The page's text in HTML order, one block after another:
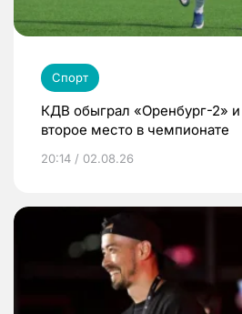
Спорт
КДВ обыграл «Оренбург-2»
второе место в чемпионате
20:14 / 02.08.26